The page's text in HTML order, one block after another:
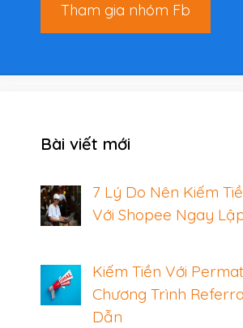
Tham gia nhóm Fb
Bài viết mới
7 Lý Do Nên Kiếm
Với Shopee Ngay
Kiếm Tiền Với
Chương Trình
Dẫn